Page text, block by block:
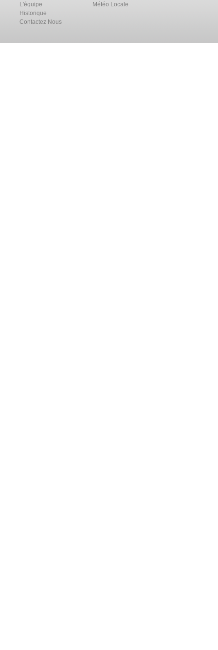
L'équipe
Historique
Contactez Nous
Météo Locale